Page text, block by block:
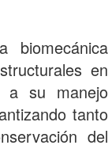
biomecánica
en
a su manejo
tanto
del